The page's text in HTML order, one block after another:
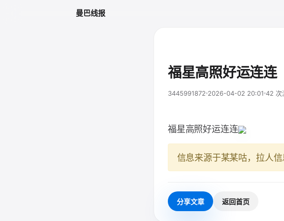
曼巴线报
福星高照好运连连
3445991872 2026-04-02 20:01 42 次
福星高照好运连连
信息来源于某某咕，拉人信
分享文章 返回首页